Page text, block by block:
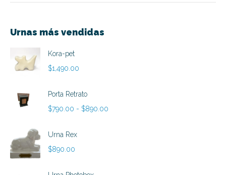
Urnas más vendidas
Kora-pet
$1,490.00
Porta Retrato
$790.00 - $890.00
Urna Rex
$890.00